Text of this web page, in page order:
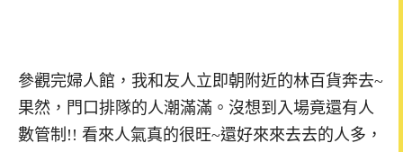
參觀完婦人館，我和友人立即朝附近的林百貨奔去~
果然，門口排隊的人潮滿滿。沒想到入場竟還有人
數管制!! 看來人氣真的很旺~還好來來去去的人多，